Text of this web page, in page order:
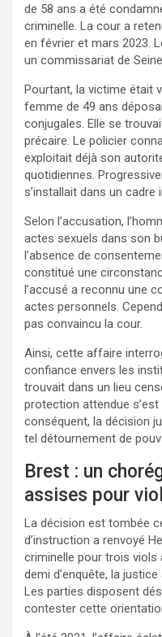
de 58 ans a été
criminelle. La cour a
en février et mars 2023.
un commissariat de
Pourtant, la victime était
femme de 49 ans
conjugales. Elle se
précaire. Le policier
exploitait déjà son
quotidiennes.
s’installait dans un cadre
Selon l’accusation,
actes sexuels dans son
l’absence de
constitué une
l’accusé a reconnu une
actes personnels.
pas convaincu la cour.
Ainsi, cette affaire
confiance envers les
trouvait dans un lieu
protection attendue
conséquent, la décision
tel détournement de
Brest : un
assises pour
La décision est tombée
d’instruction a renvoyé
criminelle pour trois viols
demi d’enquête, la
Les parties disposent
contester cette